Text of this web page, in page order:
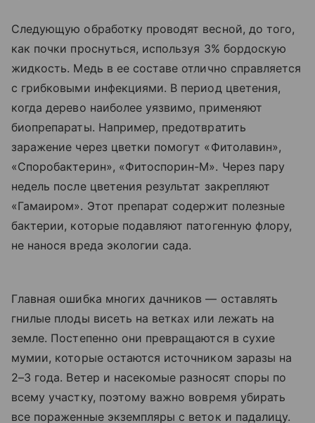
Следующую обработку проводят весной, до того,
как почки проснуться, используя 3% бордоскую
жидкость. Медь в ее составе отлично справляется
с грибковыми инфекциями. В период цветения,
когда дерево наиболее уязвимо, применяют
биопрепараты. Например, предотвратить
заражение через цветки помогут «Фитолавин»,
«Споробактерин», «Фитоспорин-М». Через пару
недель после цветения результат закрепляют
«Гамаиром». Этот препарат содержит полезные
бактерии, которые подавляют патогенную флору,
не нанося вреда экологии сада.
Главная ошибка многих дачников — оставлять
гнилые плоды висеть на ветках или лежать на
земле. Постепенно они превращаются в сухие
мумии, которые остаются источником заразы на
2–3 года. Ветер и насекомые разносят споры по
всему участку, поэтому важно вовремя убирать
все пораженные экземпляры с веток и падалицу.